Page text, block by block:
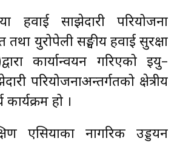
हवाई साझेदारी परियोजना
तथा युरोपेली सङ्घीय हवाई सुरक्षा
कार्यान्वयन गरिएको इयु–
परियोजनाअन्तर्गतको क्षेत्रीय
हो ।
एसियाका नागरिक उड्डयन